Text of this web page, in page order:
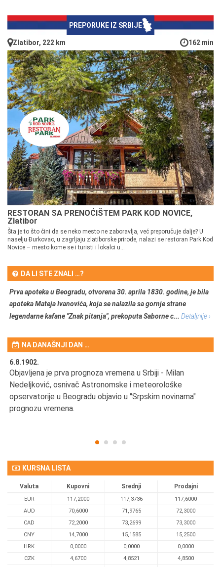
PREPORUKE IZ SRBIJE
Zlatibor, 222 km 162 min
RESTORAN SA PRENOĆIŠTEM PARK KOD NOVICE,
Zlatibor
Šta je to što čini da se neko mesto ne zaboravlja, već preporučuje dalje? U
naselju Đurkovac, u zagrljaju zlatiborske prirode, nalazi se restoran Park Kod
Novice – mesto kome se i turisti i lokalci u...
DA LI STE ZNALI …?
Prva apoteka u Beogradu, otvorena 30. aprila 1830. godine, je bila
apoteka Mateja Ivanovića, koja se nalazila sa gornje strane
legendarne kafane "Znak pitanja", prekoputa Saborne c... Detaljnije ›
NA DANAŠNJI DAN …
6.8.1902.
Objavljena je prva prognoza vremena u Srbiji - Milan
Nedeljković, osnivač Astronomske i meteorološke
opservatorije u Beogradu objavio u "Srpskim novinama"
prognozu vremena.
KURSNA LISTA
Valuta Kupovni Srednji Prodajni
EUR 117,2000 117,3736
117,6000
AUD
70,6000 71,9765
72,3000
CAD
72,2000 73,2699
73,3000
CNY
14,7000 15,1585
15,2500
HRK
0,0000 0,0000
0,0000
CZK
4,6700 4,8521
4,8500